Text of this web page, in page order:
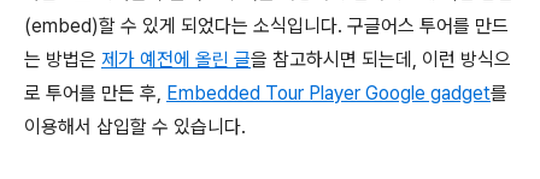
(embed)할 수 있게 되었다는 소식입니다. 구글어스 투어를 만드
는 방법은 제가 예전에 올린 글을 참고하시면 되는데, 이런 방식으
로 투어를 만든 후, Embedded Tour Player Google gadget를
이용해서 삽입할 수 있습니다.